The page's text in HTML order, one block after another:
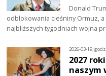
Donald
odblokowania cieśniny Ormuz,
najbliższych tygodniach wojna
2026-03-19,
2027
naszym